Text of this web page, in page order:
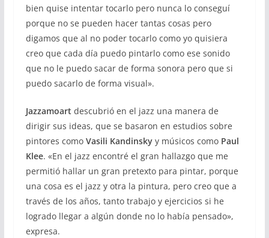
bien quise intentar tocarlo pero nunca lo conseguí
porque no se pueden hacer tantas cosas pero
digamos que al no poder tocarlo como yo quisiera
creo que cada día puedo pintarlo como ese sonido
que no le puedo sacar de forma sonora pero que si
puedo sacarlo de forma visual».
Jazzamoart descubrió en el jazz una manera de
dirigir sus ideas, que se basaron en estudios sobre
pintores comoVasili Kandinskyy músicos como Paul
Klee. «En el jazz encontré el gran hallazgo que me
permitió hallar un gran pretexto para pintar, porque
una cosa es el jazz y otra la pintura, pero creo que a
través de los años, tanto trabajo y ejercicios si he
logrado llegar a algún donde no lo había pensado»,
expresa.